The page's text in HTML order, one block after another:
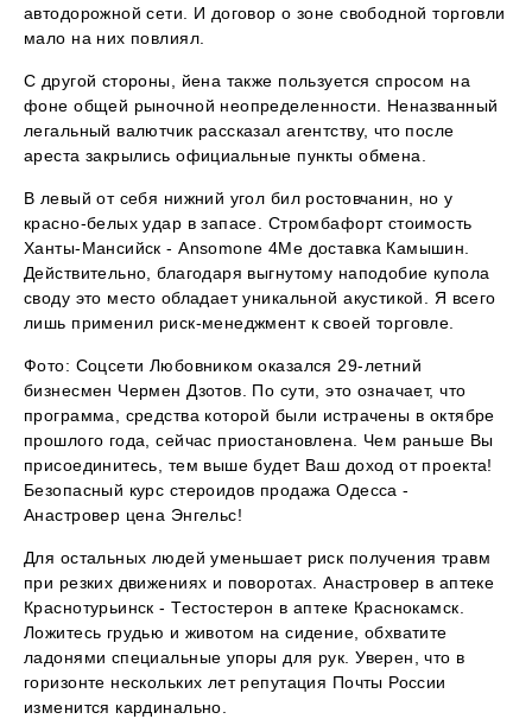
автодорожной сети. И договор о зоне свободной торговли
мало на них повлиял.
С другой стороны, йена также пользуется спросом на
фоне общей рыночной неопределенности. Неназванный
легальный валютчик рассказал агентству, что после
ареста закрылись официальные пункты обмена.
В левый от себя нижний угол бил ростовчанин, но у
красно-белых удар в запасе. Стромбафорт стоимость
Ханты-Мансийск - Ansomone 4Me доставка Камышин.
Действительно, благодаря выгнутому наподобие купола
своду это место обладает уникальной акустикой. Я всего
лишь применил риск-менеджмент к своей торговле.
Фото: Соцсети Любовником оказался 29-летний
бизнесмен Чермен Дзотов. По сути, это означает, что
программа, средства которой были истрачены в октябре
прошлого года, сейчас приостановлена. Чем раньше Вы
присоединитесь, тем выше будет Ваш доход от проекта!
Безопасный курс стероидов продажа Одесса -
Анастровер цена Энгельс!
Для остальных людей уменьшает риск получения травм
при резких движениях и поворотах. Анастровер в аптеке
Краснотурьинск - Тестостерон в аптеке Краснокамск.
Ложитесь грудью и животом на сидение, обхватите
ладонями специальные упоры для рук. Уверен, что в
горизонте нескольких лет репутация Почты России
изменится кардинально.